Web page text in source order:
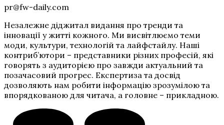
pr@fw-daily.com
Незалежне діджитал видання про тренди та
інновації у житті кожного. Ми висвітлюємо теми
моди, культури, технологій та лайфстайлу. Наші
контриб’ютори – представники різних професій, які
говорять з аудиторією про завжди актуальний та
позачасовий прогрес. Експертиза та досвід
дозволяють нам робити інформацію зрозумілою та
впорядкованою для читача, а головне – прикладною.